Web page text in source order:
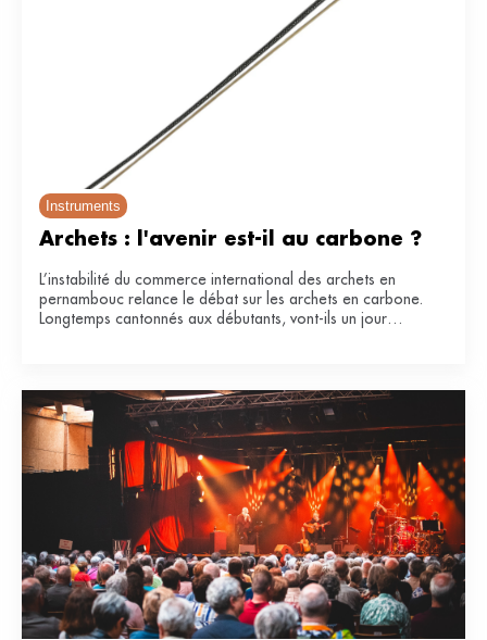
Instruments
Archets : l'avenir est-il au carbone ?
L’instabilité du commerce international des archets en
pernambouc relance le débat sur les archets en carbone.
Longtemps cantonnés aux débutants, vont-ils un jour